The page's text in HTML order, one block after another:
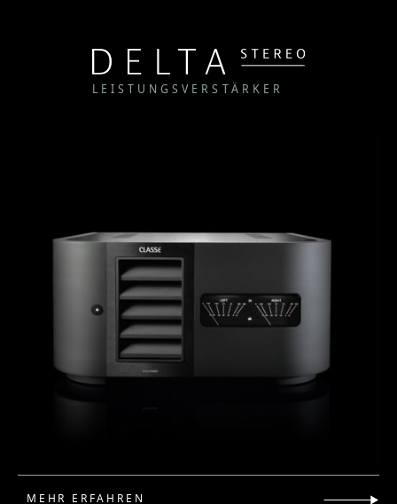
LEISTUNGSVERSTÄRKER
MEHR ERFAHREN